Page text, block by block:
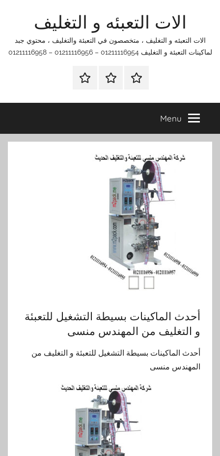
الات التعبئه و التغليف
الات التعبئه و التغليف ، متخصصون في التعبئة والتغليف ، محتوي جبد
لماكينات التعبئة و التغليف 01211116954 – 01211116956 – 01211116958
الرئيسيةاتصل
اتـصـل
في
التي
Menu
أحدث الماكينات بسيطة التشغيل للتعبئة
و التغليف من المهندس منسى
أحدث الماكينات بسيطة التشغيل للتعبئة و التغليف من
المهندس منسى